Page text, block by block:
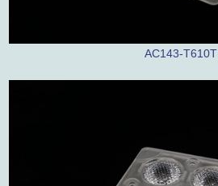
AC143-T610T